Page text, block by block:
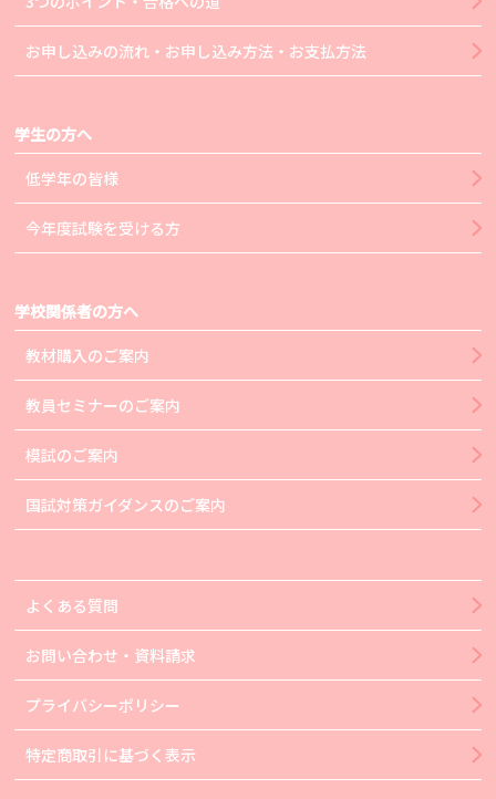
お申し込みの流れ・お申し込み方法・お支払方法
学生の方へ
低学年の皆様
今年度試験を受ける方
学校関係者の方へ
教材購入のご案内
教員セミナーのご案内
模試のご案内
国試対策ガイダンスのご案内
よくある質問
お問い合わせ・資料請求
プライバシーポリシー
特定商取引に基づく表示